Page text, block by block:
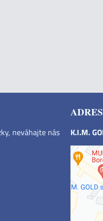
neváhajte nás
K.I.M.